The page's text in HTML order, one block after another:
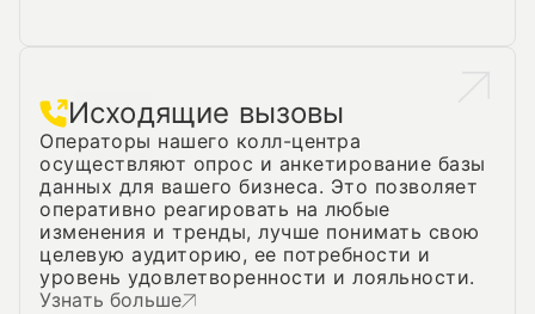
Исходящие вызовы
Операторы нашего колл-центра
осуществляют опрос и анкетирование базы
данных для вашего бизнеса. Это позволяет
оперативно реагировать на любые
изменения и тренды, лучше понимать свою
целевую аудиторию, ее потребности и
уровень удовлетворенности и лояльности.
Узнать больше